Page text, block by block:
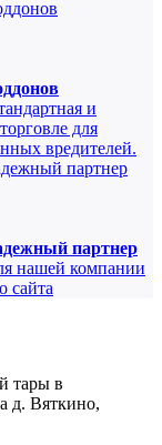
и
для
вредителей.
партнер
нашей компании
сайта
тары в
д. Вяткино,